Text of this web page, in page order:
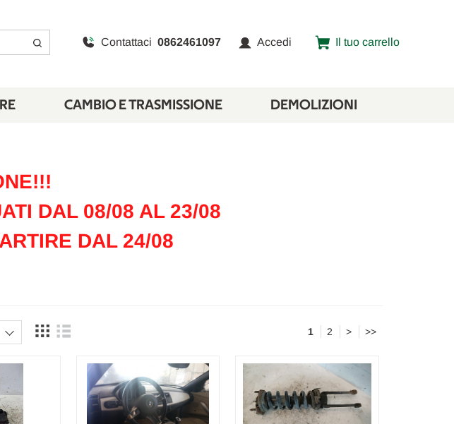
Contattaci 0862461097 Accedi Il tuo carrello
CAMBIO E TRASMISSIONE DEMOLIZIONI
DAL 08/08 AL 23/08
DAL 24/08
1 2 > >>